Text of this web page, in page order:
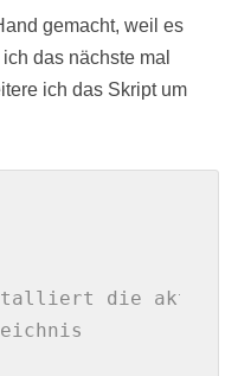
gemacht, weil es
das nächste mal
ich das Skript um
die aktuelle